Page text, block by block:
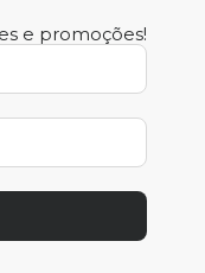
e promoções!